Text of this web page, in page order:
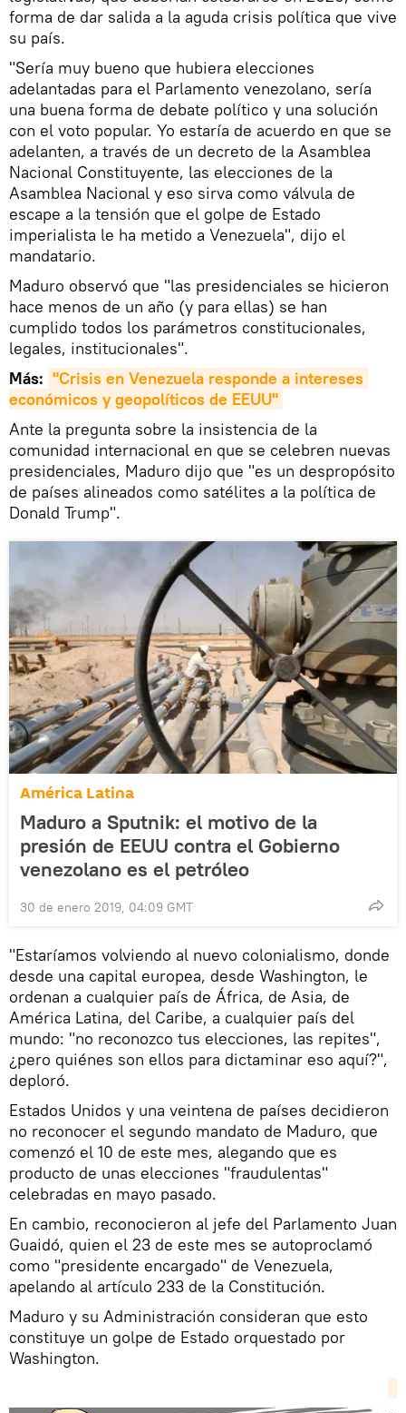
forma de dar salida a la aguda crisis política que vive
su país.
"Sería muy bueno que hubiera elecciones
adelantadas para el Parlamento venezolano, sería
una buena forma de debate político y una solución
con el voto popular. Yo estaría de acuerdo en que se
adelanten, a través de un decreto de la Asamblea
Nacional Constituyente, las elecciones de la
Asamblea Nacional y eso sirva como válvula de
escape a la tensión que el golpe de Estado
imperialista le ha metido a Venezuela", dijo el
mandatario.
Maduro observó que "las presidenciales se hicieron
hace menos de un año (y para ellas) se han
cumplido todos los parámetros constitucionales,
legales, institucionales".
Más: "Crisis en Venezuela responde a intereses
económicos y geopolíticos de EEUU"
Ante la pregunta sobre la insistencia de la
comunidad internacional en que se celebren nuevas
presidenciales, Maduro dijo que "es un despropósito
de países alineados como satélites a la política de
Donald Trump".
América Latina
Maduro a Sputnik: el motivo de la
presión de EEUU contra el Gobierno
venezolano es el petróleo
30 de enero 2019, 04:09 GMT
"Estaríamos volviendo al nuevo colonialismo, donde
desde una capital europea, desde Washington, le
ordenan a cualquier país de África, de Asia, de
América Latina, del Caribe, a cualquier país del
mundo: "no reconozco tus elecciones, las repites",
¿pero quiénes son ellos para dictaminar eso aquí?",
deploró.
Estados Unidos y una veintena de países decidieron
no reconocer el segundo mandato de Maduro, que
comenzó el 10 de este mes, alegando que es
producto de unas elecciones "fraudulentas"
celebradas en mayo pasado.
En cambio, reconocieron al jefe del Parlamento Juan
Guaidó, quien el 23 de este mes se autoproclamó
como "presidente encargado" de Venezuela,
apelando al artículo 233 de la Constitución.
Maduro y su Administración consideran que esto
constituye un golpe de Estado orquestado por
Washington.